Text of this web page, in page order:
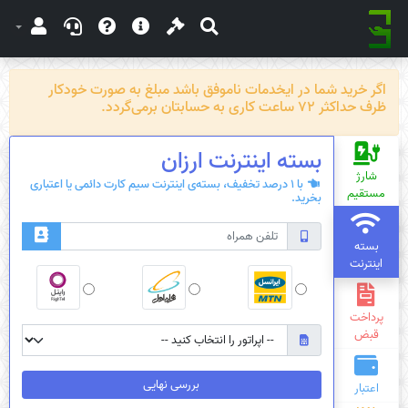
اگر خرید شما در ایخدمات ناموفق باشد مبلغ به صورت خودکار
ظرف حداکثر 72 ساعت کاری به حسابتان برمی‌گردد.
شارژ
مستقیم
بسته
اینترنت
پرداخت
قبض
اعتبار
بسته‌ اینترنت ارزان
با 1 درصد تخفیف، بسته‌ی اینترنت سیم کارت دائمی یا اعتباری
بخرید.
بررسی نهایی